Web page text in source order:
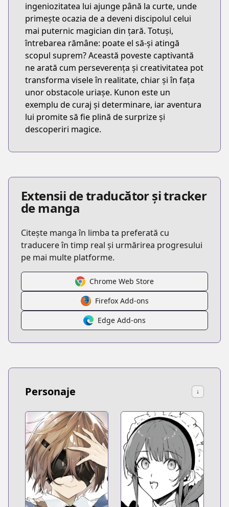
ingeniozitatea lui ajunge până la curte, unde
primește ocazia de a deveni discipolul celui
mai puternic magician din țară. Totuși,
întrebarea rămâne: poate el să-și atingă
scopul suprem? Această poveste captivantă
ne arată cum perseverența și creativitatea pot
transforma visele în realitate, chiar și în fața
unor obstacole uriașe. Kunon este un
exemplu de curaj și determinare, iar aventura
lui promite să fie plină de surprize și
descoperiri magice.
Extensii de traducător și tracker
de manga
Citește manga în limba ta preferată cu
traducere în timp real și urmărirea progresului
pe mai multe platforme.
Chrome Web Store
Firefox Add-ons
Edge Add-ons
Personaje ↓